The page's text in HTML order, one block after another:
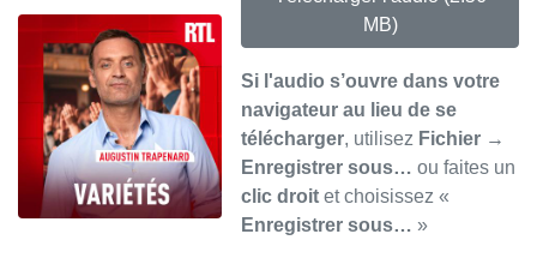
MB)
Si l'audio s’ouvre dans votre
navigateur au lieu de se
télécharger, utilisez Fichier →
Enregistrer sous… ou faites un
clic droit et choisissez «
Enregistrer sous… »